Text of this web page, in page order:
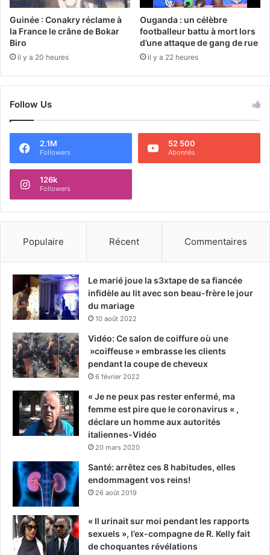
Guinée : Conakry réclame à
la France le crâne de Bokar
Biro
il y a 20 heures
Ouganda : un célèbre
footballeur battu à mort lors
d’une attaque de gang de rue
il y a 22 heures
Follow Us
2.1M
Followers
52 500
Abonnés
126k
Followers
Populaire Récent Commentaires
Le marié joue la s3xtape de sa fiancée
infidèle au lit avec son beau-frère le jour
du mariage
10 août 2022
Vidéo: Ce salon de coiffure où une
»coiffeuse » embrasse les clients
pendant la coupe de cheveux
6 février 2022
« Je ne peux pas rester enfermé, ma
femme est pire que le coronavirus « ,
déclare un homme aux autorités
italiennes-Vidéo
20 mars 2020
Santé: arrêtez ces 8 habitudes, elles
endommagent vos reins!
26 août 2019
« Il urinait sur moi pendant les rapports
sexuels », l’ex-compagne de R. Kelly fait
de choquantes révélations